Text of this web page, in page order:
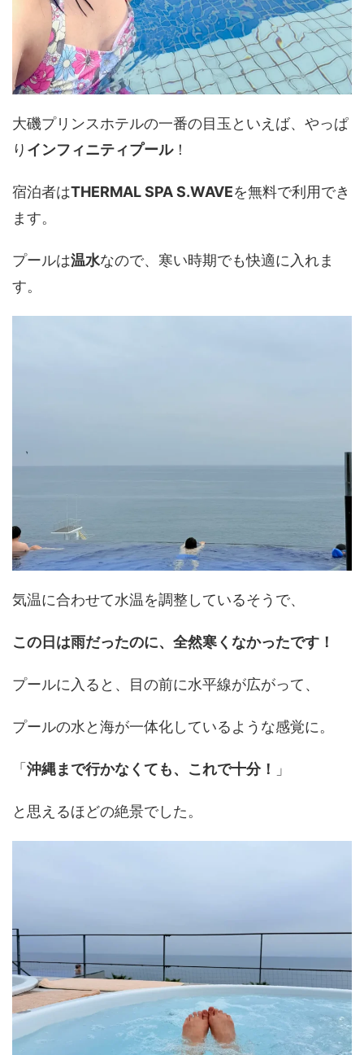
大磯プリンスホテルの一番の目玉といえば、やっぱ
り インフィニティプール！
宿泊者はTHERMAL SPA S.WAVEを無料で利用でき
ます。
プールは温水なので、寒い時期でも快適に入れま
す。
気温に合わせて水温を調整しているそうで、
この日は雨だったのに、全然寒くなかったです！
プールに入ると、目の前に水平線が広がって、
プールの水と海が一体化しているような感覚に。
「 沖縄まで行かなくても、これで十分！ 」
と思えるほどの絶景でした。